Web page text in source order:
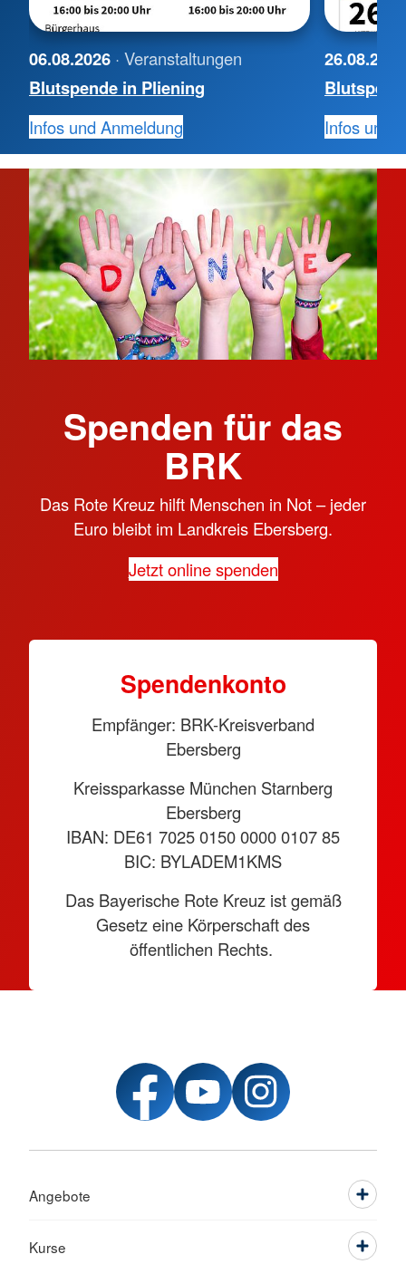
06.08.2026 · Veranstaltungen
Blutspende in Pliening
Infos und Anmeldung Infos und
Spenden für das
BRK
Das Rote Kreuz hilft Menschen in Not – jeder
Euro bleibt im Landkreis Ebersberg.
Jetzt online spenden
Spendenkonto
Empfänger: BRK-Kreisverband
Ebersberg
Kreissparkasse München Starnberg
Ebersberg
IBAN: DE61 7025 0150 0000 0107 85
BIC: BYLADEM1KMS
Das Bayerische Rote Kreuz ist gemäß
Gesetz eine Körperschaft des
öffentlichen Rechts.
Angebote
Kurse